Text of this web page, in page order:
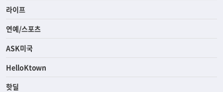
라이프
연예/스포츠
ASK미국
HelloKtown
핫딜